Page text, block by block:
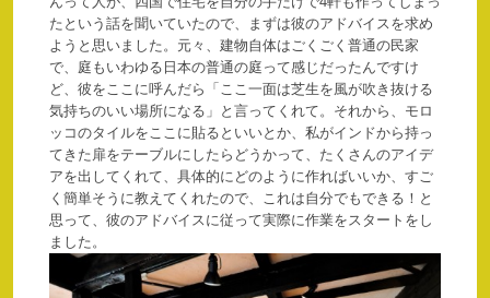
たという話を聞いていたので、まずは彼のアドバイスを求め
ようと思いました。元々、建物自体はごくごく普通の民家
で、庭もいわゆる日本の普通の庭って感じだったんですけ
ど、彼をここに呼んだら「ここ一面は芝生を風が吹き抜ける
気持ちのいい場所になる」と言ってくれて。それから、モロ
ッコのタイルをここに貼るといいとか、私がインドから持っ
てきた扉をテーブルにしたらどうかって、たくさんのアイデ
アを出してくれて、具体的にどのように作ればいいか、すご
く簡単そうに教えてくれたので、これは自分でもできる！と
思って、彼のアドバイスに従って実際に作業をスタートをし
ました。